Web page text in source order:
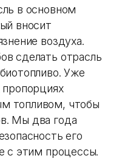
в основном
вносит
воздуха.
сделать отрасль
Уже
пропорциях
топливом, чтобы
Мы два года
его
с этим процессы.